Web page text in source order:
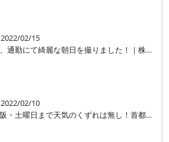
2022/02/15
朝、通勤にて綺麗な朝日を撮りました！｜株式会社豊輝ライン
2022/02/10
大阪・土曜日まで天気のくずれは無し！首都圏の交通機関・心配です｜株式会社豊輝ライン